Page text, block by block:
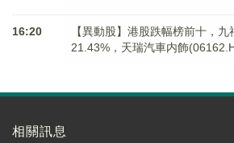
16:20
【異動股】港股跌幅榜前十，
21.43%，天瑞汽車内飾
相關訊息